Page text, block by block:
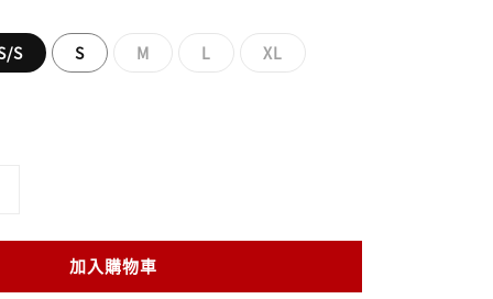
S S M L XL
加入購物車